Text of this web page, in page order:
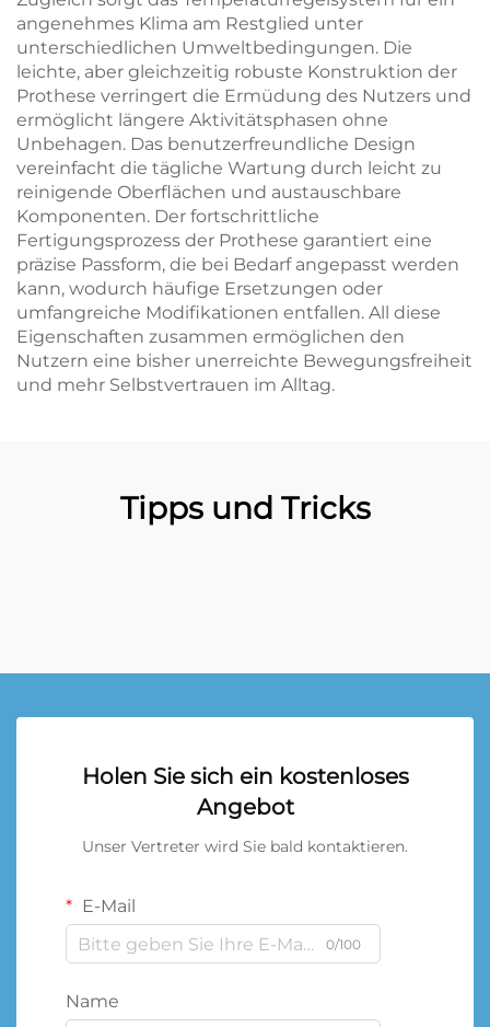
angenehmes Klima am Restglied unter
unterschiedlichen Umweltbedingungen. Die
leichte, aber gleichzeitig robuste Konstruktion der
Prothese verringert die Ermüdung des Nutzers und
ermöglicht längere Aktivitätsphasen ohne
Unbehagen. Das benutzerfreundliche Design
vereinfacht die tägliche Wartung durch leicht zu
reinigende Oberflächen und austauschbare
Komponenten. Der fortschrittliche
Fertigungsprozess der Prothese garantiert eine
präzise Passform, die bei Bedarf angepasst werden
kann, wodurch häufige Ersetzungen oder
umfangreiche Modifikationen entfallen. All diese
Eigenschaften zusammen ermöglichen den
Nutzern eine bisher unerreichte Bewegungsfreiheit
und mehr Selbstvertrauen im Alltag.
Tipps und Tricks
Holen Sie sich ein kostenloses
Angebot
Unser Vertreter wird Sie bald kontaktieren.
E-Mail
0/100
Name